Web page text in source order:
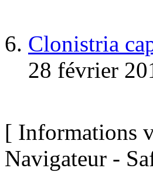
Clonistria
28 février
[ Informations
Navigateur -